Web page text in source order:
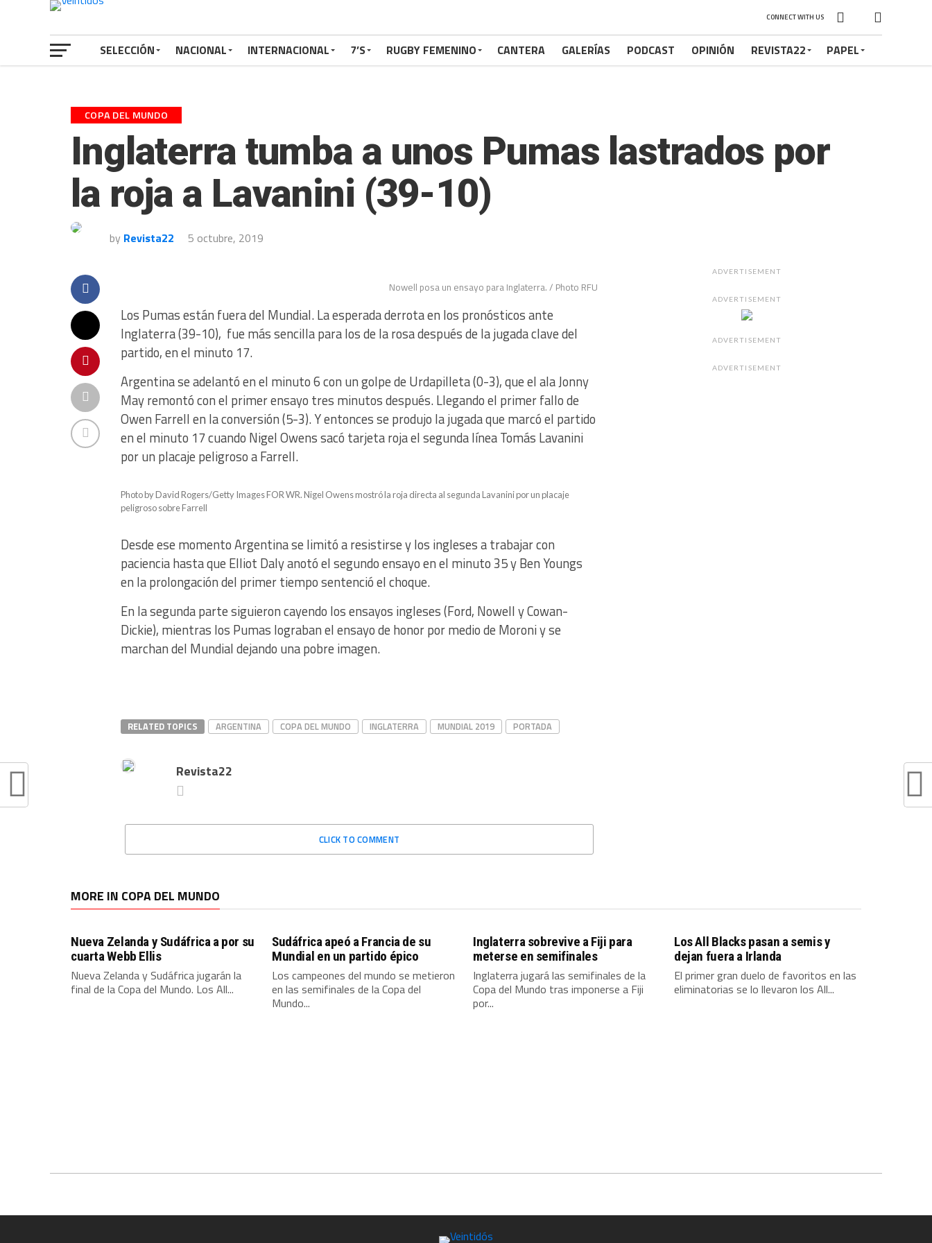
CONNECT WITH US
SELECCIÓN NACIONAL INTERNACIONAL 7’S RUGBY FEMENINO CANTERA GALERÍAS PODCAST OPINIÓN REVISTA22 PAPEL
COPA DEL MUNDO
Inglaterra tumba a unos Pumas lastrados por
la roja a Lavanini (39-10)
by Revista22 5 octubre, 2019
Nowell posa un ensayo para Inglaterra. / Photo RFU
Los Pumas están fuera del Mundial. La esperada derrota en los pronósticos ante
Inglaterra (39-10), fue más sencilla para los de la rosa después de la jugada clave del
partido, en el minuto 17.
Argentina se adelantó en el minuto 6 con un golpe de Urdapilleta (0-3), que el ala Jonny
May remontó con el primer ensayo tres minutos después. Llegando el primer fallo de
Owen Farrell en la conversión (5-3). Y entonces se produjo la jugada que marcó el partido
en el minuto 17 cuando Nigel Owens sacó tarjeta roja el segunda línea Tomás Lavanini
por un placaje peligroso a Farrell.
Photo by David Rogers/Getty Images FOR WR. Nigel Owens mostró la roja directa al segunda Lavanini por un placaje
peligroso sobre Farrell
Desde ese momento Argentina se limitó a resistirse y los ingleses a trabajar con
paciencia hasta que Elliot Daly anotó el segundo ensayo en el minuto 35 y Ben Youngs
en la prolongación del primer tiempo sentenció el choque.
En la segunda parte siguieron cayendo los ensayos ingleses (Ford, Nowell y Cowan-
Dickie), mientras los Pumas lograban el ensayo de honor por medio de Moroni y se
marchan del Mundial dejando una pobre imagen.
RELATED TOPICS ARGENTINA COPA DEL MUNDO INGLATERRA MUNDIAL 2019 PORTADA
Revista22
CLICK TO COMMENT
ADVERTISEMENT
ADVERTISEMENT
ADVERTISEMENT
ADVERTISEMENT
MORE IN COPA DEL MUNDO
Nueva Zelanda y Sudáfrica a por su
cuarta Webb Ellis
Nueva Zelanda y Sudáfrica jugarán la
final de la Copa del Mundo. Los All...
Sudáfrica apeó a Francia de su
Mundial en un partido épico
Los campeones del mundo se metieron
en las semifinales de la Copa del
Mundo...
Inglaterra sobrevive a Fiji para
meterse en semifinales
Inglaterra jugará las semifinales de la
Copa del Mundo tras imponerse a Fiji
por...
Los All Blacks pasan a semis y
dejan fuera a Irlanda
El primer gran duelo de favoritos en las
eliminatorias se lo llevaron los All...